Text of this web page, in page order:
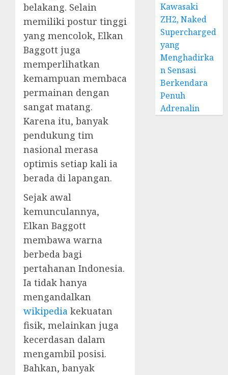
belakang. Selain
memiliki postur tinggi
yang mencolok, Elkan
Baggott juga
memperlihatkan
kemampuan membaca
permainan dengan
sangat matang.
Karena itu, banyak
pendukung tim
nasional merasa
optimis setiap kali ia
berada di lapangan.
Sejak awal
kemunculannya,
Elkan Baggott
membawa warna
berbeda bagi
pertahanan Indonesia.
Ia tidak hanya
mengandalkan
wikipedia kekuatan
fisik, melainkan juga
kecerdasan dalam
mengambil posisi.
Bahkan, banyak
Kawasaki
ZH2, Naked
Supercharged
yang
Menghadirka
n Sensasi
Berkendara
Penuh
Adrenalin